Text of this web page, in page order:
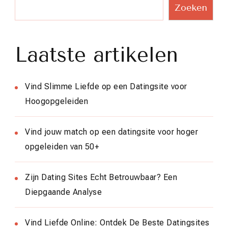
Zoeken
Laatste artikelen
Vind Slimme Liefde op een Datingsite voor
Hoogopgeleiden
Vind jouw match op een datingsite voor hoger
opgeleiden van 50+
Zijn Dating Sites Echt Betrouwbaar? Een
Diepgaande Analyse
Vind Liefde Online: Ontdek De Beste Datingsites